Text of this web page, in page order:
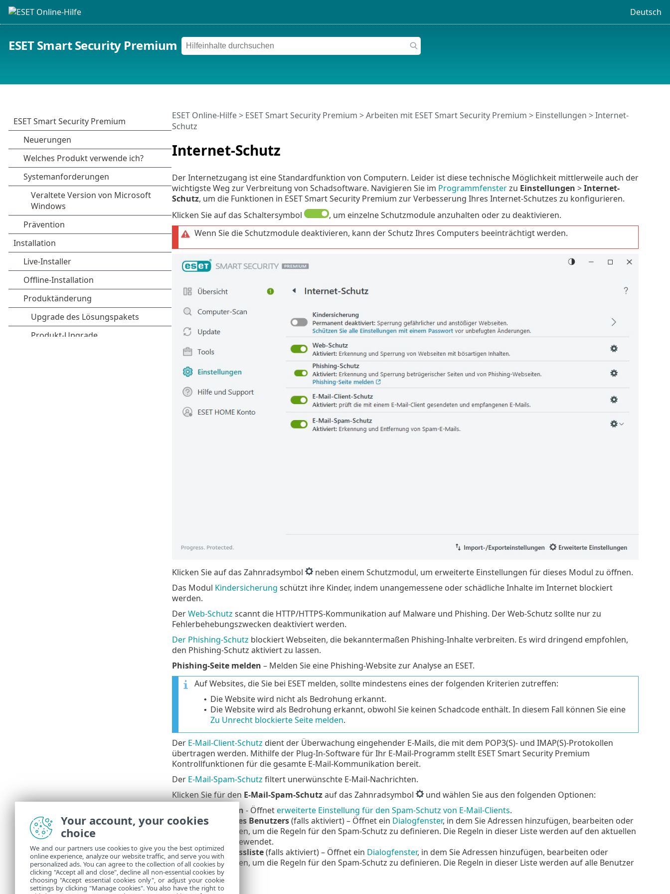
Deutsch
ESET Smart Security Premium
Internet-Schutz
ESET Online-Hilfe> ESET Smart Security Premium >Arbeiten mit ESET Smart Security Premium > Einstellungen > Internet-
Schutz
Der Internetzugang ist eine Standardfunktion von Computern. Leider ist diese technische Möglichkeit mittlerweile auch der
wichtigste Weg zur Verbreitung von Schadsoftware. Navigieren Sie im Programmfensterzu Einstellungen >Internet-
Schutz, um die Funktionen in ESET Smart Security Premium zur Verbesserung Ihres Internet-Schutzes zu konfigurieren.
Klicken Sie auf das Schaltersymbol
, um einzelne Schutzmodule anzuhalten oder zu deaktivieren.
Wenn Sie die Schutzmodule deaktivieren, kann der Schutz Ihres Computers beeinträchtigt werden.
Klicken Sie auf das Zahnradsymbol
neben einem Schutzmodul, um erweiterte Einstellungen für dieses Modul zu öffnen.
Das Modul Kindersicherung schützt ihre Kinder, indem unangemessene oder schädliche Inhalte im Internet blockiert
werden.
DerWeb-Schutz scannt die HTTP/HTTPS-Kommunikation auf Malware und Phishing. Der Web-Schutz sollte nur zu
Fehlerbehebungszwecken deaktiviert werden.
Der Phishing-Schutz blockiert Webseiten, die bekanntermaßen Phishing-Inhalte verbreiten. Es wird dringend empfohlen,
den Phishing-Schutz aktiviert zu lassen.
Phishing-Seite melden – Melden Sie eine Phishing-Website zur Analyse an ESET.
Auf Websites, die Sie bei ESET melden, sollte mindestens eines der folgenden Kriterien zutreffen:
• Die Website wird nicht als Bedrohung erkannt.
• Die Website wird als Bedrohung erkannt, obwohl Sie keinen Schadcode enthält. In diesem Fall können Sie eine
Zu Unrecht blockierte Seite melden.
Der E-Mail-Client-Schutz dient der Überwachung eingehender E-Mails, die mit dem POP3(S)- und IMAP(S)-Protokollen
übertragen werden. Mithilfe der Plug-In-Software für Ihr E-Mail-Programm stellt ESET Smart Security Premium
Kontrollfunktionen für die gesamte E-Mail-Kommunikation bereit.
Der E-Mail-Spam-Schutz filtert unerwünschte E-Mail-Nachrichten.
Klicken Sie für den E-Mail-Spam-Schutzauf das Zahnradsymbol und wählen Sie aus den folgenden Optionen:
Konfigurieren - Öffneterweiterte Einstellung für den Spam-Schutz von E-Mail-Clients.
• Adressliste des Benutzers(falls aktiviert) – Öffnet ein Dialogfenster, in dem Sie Adressen hinzufügen, bearbeiten oder
löschen können, um die Regeln für den Spam-Schutz zu definieren. Die Regeln in dieser Liste werden auf den aktuellen
Benutzer angewendet.
• Globale Adressliste(falls aktiviert) – Öffnet ein Dialogfenster, in dem Sie Adressen hinzufügen, bearbeiten oder
löschen können, um die Regeln für den Spam-Schutz zu definieren. Die Regeln in dieser Liste werden auf alle Benutzer
angewendet.
Your account, your cookies
choice
We and our partners use cookies to give you the best optimized
online experience, analyze our website traffic, and serve you with
personalized ads. You can agree to the collection of all cookies by
clicking "Accept all and close", decline all non-essential cookies by
choosing "Accept essential cookies only", or adjust your cookie
settings by clicking "Manage cookies". You also have the right to